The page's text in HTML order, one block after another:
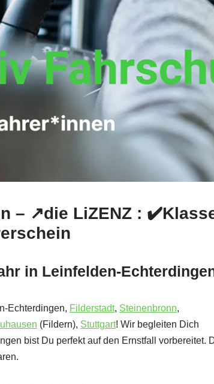
– ↗️die LiZENZ :
in Leinfelden-
Echterdingen, Filderstadt, Steinenbronn,
(Fildern), Stuttgart! Wir begleiten Dich
bist Du perfekt auf den Ernstfall vorbereitet.